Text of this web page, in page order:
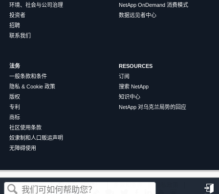
这篇文章对您有帮助吗？
环境、社会与公司治理
投资者
招聘
联系我们
NetApp OnDemand 消费模式
数据远见者中心
法务
一般条款和条件
隐私 & Cookie 政策
版权
专利
商标
社区使用条款
奴隶制和人口贩运声明
无障碍使用
RESOURCES
订阅
搜索 NetApp
知识中心
NetApp 对乌克兰局势的回应
©2026NetApp 中文（简体） 条款和条件
隐私政策
Cookie 政策
Cookie 设置